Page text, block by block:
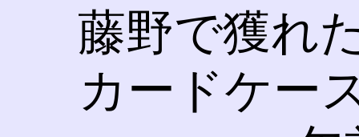
藤野で獲れ
カードケー